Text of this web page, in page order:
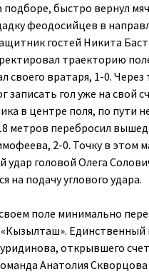
подборе, быстро вернул
феодосийцев в
гостей Никита
траекторию
своего вратаря, 1-0.
записать гол уже на свой
в центре поля, по пути
метров перебросил
2-0. Точку в этом
удар головой Олега
на подачу углового удара.
поле минимально
Единственный
открывшего
Анатолия Скворцова